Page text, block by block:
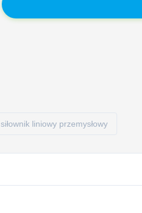
siłownik liniowy przemysłowy